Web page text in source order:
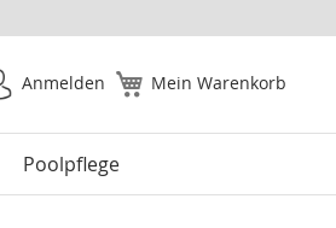
Mein Warenkorb
Anmelden
Poolpflege